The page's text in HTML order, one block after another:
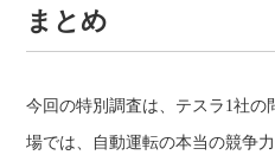
まとめ
今回の特別調査は、テスラ1社
場では、自動運転の本当の競争